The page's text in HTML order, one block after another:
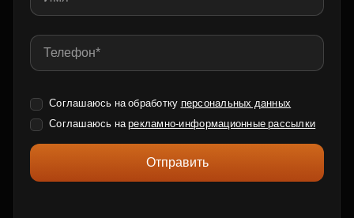
Соглашаюсь на обработку персональных данных
Соглашаюсь нарекламно-информационные рассылки
Отправить